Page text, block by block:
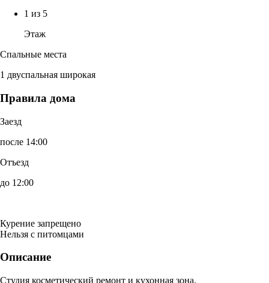
1 из 5
Этаж
Спальные места
1 двуспальная широкая
Правила дома
Заезд
после 14:00
Отъезд
до 12:00
Курение запрещено
Нельзя с питомцами
Описание
Студия косметический ремонт и кухонная зона.